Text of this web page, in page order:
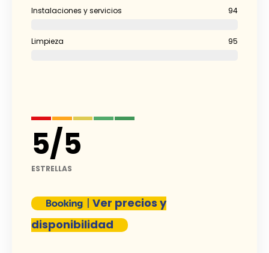
Instalaciones y servicios 94
Limpieza 95
5/5
ESTRELLAS
| Ver precios y
disponibilidad